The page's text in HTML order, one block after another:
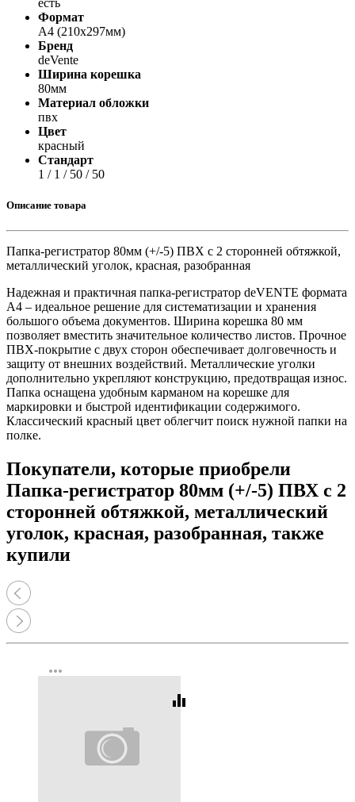
есть
Формат
A4 (210x297мм)
Бренд
deVente
Ширина корешка
80мм
Материал обложки
пвх
Цвет
красный
Стандарт
1 / 1 / 50 / 50
Описание товара
Папка-регистратор 80мм (+/-5) ПВХ с 2 сторонней обтяжкой,
металлический уголок, красная, разобранная
Надежная и практичная папка-регистратор deVENTE формата
A4 – идеальное решение для систематизации и хранения
большого объема документов. Ширина корешка 80 мм
позволяет вместить значительное количество листов. Прочное
ПВХ-покрытие с двух сторон обеспечивает долговечность и
защиту от внешних воздействий. Металлические уголки
дополнительно укрепляют конструкцию, предотвращая износ.
Папка оснащена удобным карманом на корешке для
маркировки и быстрой идентификации содержимого.
Классический красный цвет облегчит поиск нужной папки на
полке.
Покупатели, которые приобрели
Папка-регистратор 80мм (+/-5) ПВХ с 2
сторонней обтяжкой, металлический
уголок, красная, разобранная, также
купили
more_horiz
equalizer